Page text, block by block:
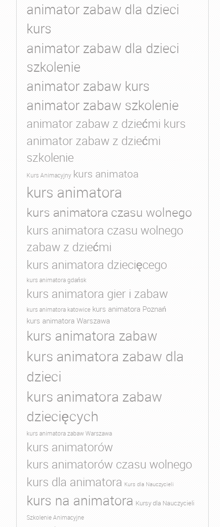
animator zabaw dla dzieci
kurs
animator zabaw dla dzieci
szkolenie
animator zabaw kurs
animator zabaw szkolenie
animator zabaw z dziećmi kurs
animator zabaw z dziećmi
szkolenie
Kurs Animacyjny kurs animatoa
kurs animatora
kurs animatora czasu wolnego
kurs animatora czasu wolnego
zabaw z dziećmi
kurs animatora dziecięcego
kurs animatora gdańsk
kurs animatora gier i zabaw
kurs animatora katowice kurs animatora Poznań
kurs animatora Warszawa
kurs animatora zabaw
kurs animatora zabaw dla
dzieci
kurs animatora zabaw
dziecięcych
kurs animatora zabaw Warszawa
kurs animatorów
kurs animatorów czasu wolnego
kurs dla animatora Kurs dla Nauczycieli
kurs na animatora Kursy dla Nauczycieli
Szkolenie Animacyjne